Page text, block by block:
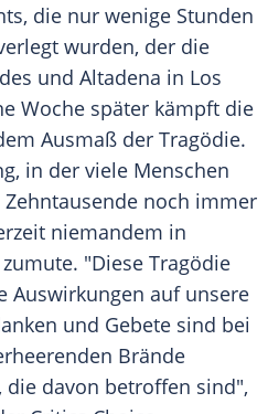
die nur wenige Stunden
wurden, der die
und Altadena in Los
Woche später kämpft die
Ausmaß der Tragödie.
in der viele Menschen
noch immer
niemandem in
"Diese Tragödie
Auswirkungen auf unsere
und Gebete sind bei
Brände
davon betroffen sind",